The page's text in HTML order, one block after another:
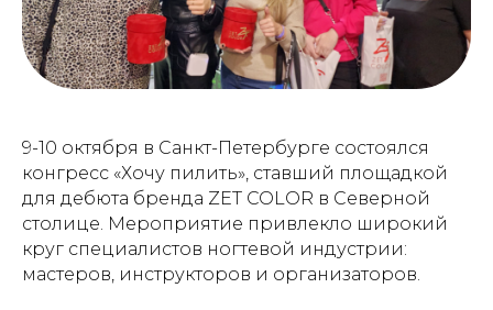
9-10 октября в Санкт-Петербурге состоялся
конгресс «Хочу пилить», ставший площадкой
для дебюта бренда ZET COLOR в Северной
столице. Мероприятие привлекло широкий
круг специалистов ногтевой индустрии:
мастеров, инструкторов и организаторов.